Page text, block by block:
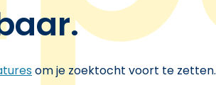
om je zoektocht voort te zetten.